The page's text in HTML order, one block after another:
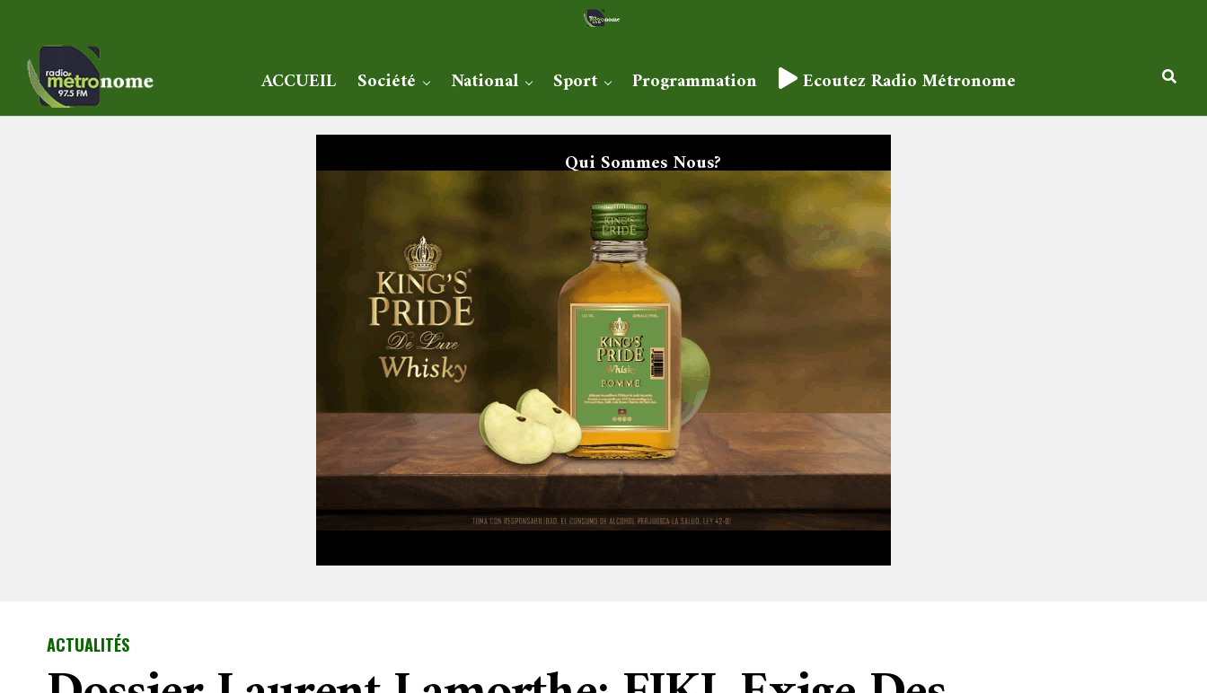
ACCUEIL Société National Sport Programmation Ecoutez Radio Métronome
Qui Sommes Nous?
ACTUALITÉS